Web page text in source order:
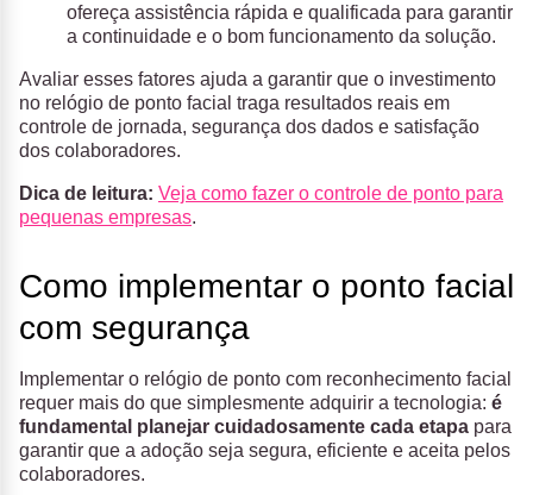
ofereça assistência rápida e qualificada para garantir
a continuidade e o bom funcionamento da solução.
Avaliar esses fatores ajuda a garantir que o investimento
no relógio de ponto facial traga resultados reais em
controle de jornada, segurança dos dados e satisfação
dos colaboradores.
Dica de leitura: Veja como fazer o controle de ponto para
pequenas empresas.
Como implementar o ponto facial
com segurança
Implementar o relógio de ponto com reconhecimento facial
requer mais do que simplesmente adquirir a tecnologia: é
fundamental planejar cuidadosamente cada etapa para
garantir que a adoção seja segura, eficiente e aceita pelos
colaboradores.